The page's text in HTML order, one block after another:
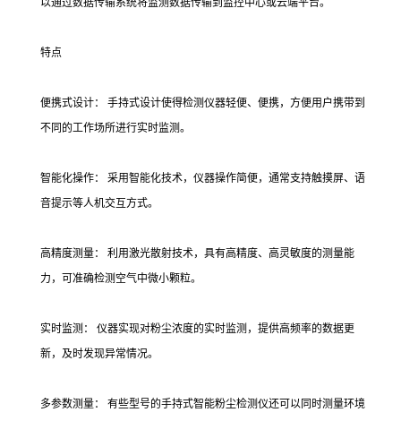
以通过数据传输系统将监测数据传输到监控中心或云端平台。
特点
便携式设计： 手持式设计使得检测仪器轻便、便携，方便用户携带到
不同的工作场所进行实时监测。
智能化操作： 采用智能化技术，仪器操作简便，通常支持触摸屏、语
音提示等人机交互方式。
高精度测量： 利用激光散射技术，具有高精度、高灵敏度的测量能
力，可准确检测空气中微小颗粒。
实时监测： 仪器实现对粉尘浓度的实时监测，提供高频率的数据更
新，及时发现异常情况。
多参数测量： 有些型号的手持式智能粉尘检测仪还可以同时测量环境